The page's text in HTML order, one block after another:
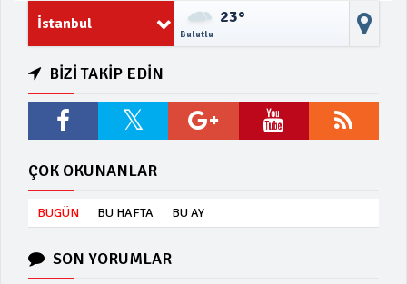
İstanbul 23°
Bulutlu
BİZİ TAKİP EDİN
ÇOK OKUNANLAR
BUGÜN BU HAFTA BU AY
SON YORUMLAR